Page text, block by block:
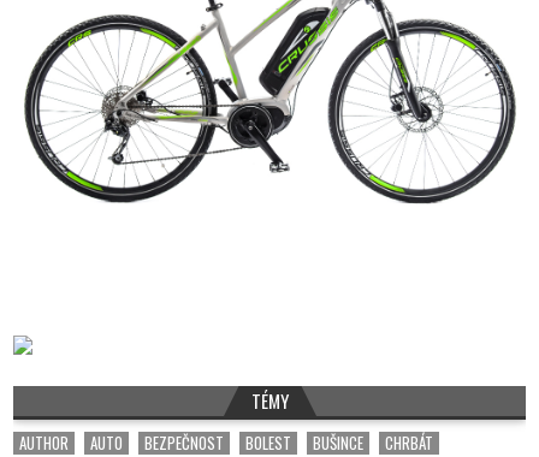
TÉMY
AUTHOR AUTO BEZPEČNOST BOLEST BUŠINCE
CHRBÁT